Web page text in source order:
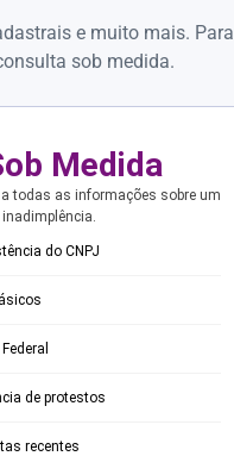
e muito mais. Para
sob medida.
Medida
todas as informações sobre um
do CNPJ
de protestos
recentes